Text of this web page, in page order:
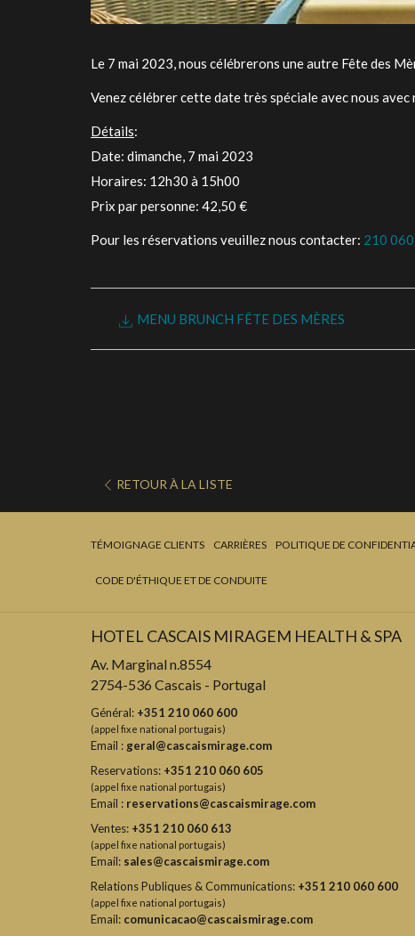
Le 7 mai 2023, nous célébrerons une autre Fête des
Venez célébrer cette date très spéciale avec nous
Détails:
Date: dimanche, 7 mai 2023
Horaires: 12h30 à 15h00
Prix par personne: 42,50 €
Pour les réservations veuillez nous contacter: 210
MENU BRUNCH FÊTE DES MÈRES
RETOUR À LA LISTE
TÉMOIGNAGE CLIENTS CARRIÈRES POLITIQUE DE
CODE D'ÉTHIQUE ET DE CONDUITE
HOTEL CASCAIS MIRAGEM HEALTH & SPA
Av. Marginal n.8554
2754-536 Cascais - Portugal
Général: +351 210 060 600
(appel fixe national portugais)
Email : geral@cascaismirage.com
Reservations: +351 210 060 605
(appel fixe national portugais)
Email : reservations@cascaismirage.com
Ventes: +351 210 060 613
(appel fixe national portugais)
Email: sales@cascaismirage.com
Relations Publiques & Communications: +351 210 060 600
(appel fixe national portugais)
Email: comunicacao@cascaismirage.com